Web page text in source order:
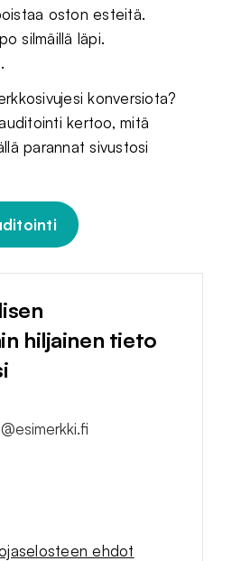
oston esteitä.
silmäillä läpi.
konversiota?
kertoo, mitä
parannat sivustosi
hiljainen tieto
ehdot